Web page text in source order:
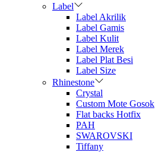
Label
Label Akrilik
Label Gamis
Label Kulit
Label Merek
Label Plat Besi
Label Size
Rhinestone
Crystal
Custom Mote Gosok
Flat backs Hotfix
PAH
SWAROVSKI
Tiffany